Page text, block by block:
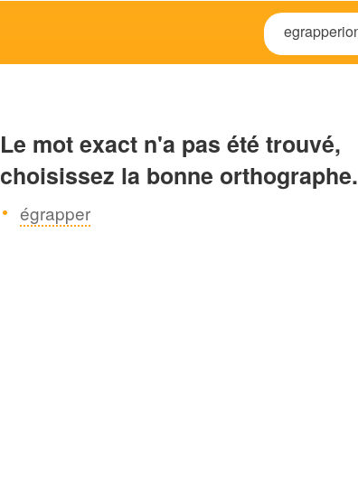
Le mot exact n'a pas été trouvé,
choisissez la bonne orthographe.
égrapper